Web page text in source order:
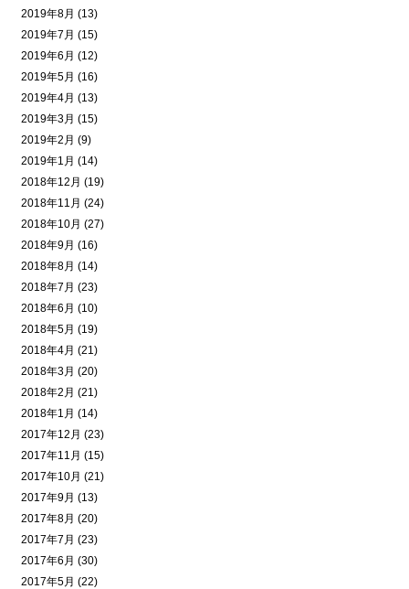
2019年8月 (13)
2019年7月 (15)
2019年6月 (12)
2019年5月 (16)
2019年4月 (13)
2019年3月 (15)
2019年2月 (9)
2019年1月 (14)
2018年12月 (19)
2018年11月 (24)
2018年10月 (27)
2018年9月 (16)
2018年8月 (14)
2018年7月 (23)
2018年6月 (10)
2018年5月 (19)
2018年4月 (21)
2018年3月 (20)
2018年2月 (21)
2018年1月 (14)
2017年12月 (23)
2017年11月 (15)
2017年10月 (21)
2017年9月 (13)
2017年8月 (20)
2017年7月 (23)
2017年6月 (30)
2017年5月 (22)